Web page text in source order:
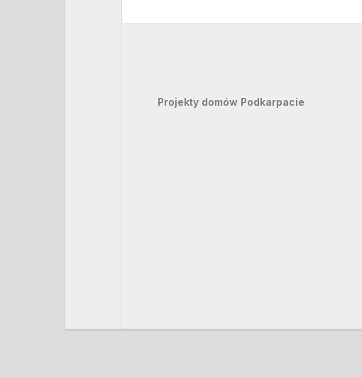
Projekty domów Podkarpacie